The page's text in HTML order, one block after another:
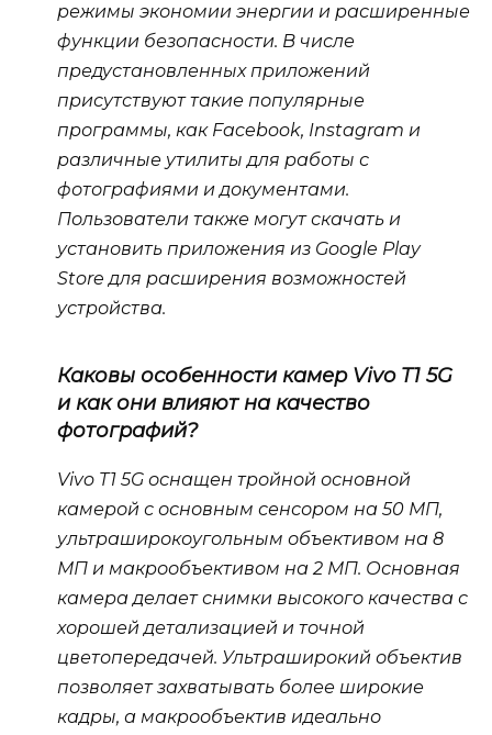
режимы экономии энергии и расширенные
функции безопасности. В числе
предустановленных приложений
присутствуют такие популярные
программы, как Facebook, Instagram и
различные утилиты для работы с
фотографиями и документами.
Пользователи также могут скачать и
установить приложения из Google Play
Store для расширения возможностей
устройства.
Каковы особенности камер Vivo T1 5G
и как они влияют на качество
фотографий?
Vivo T1 5G оснащен тройной основной
камерой с основным сенсором на 50 МП,
ультраширокоугольным объективом на 8
МП и макрообъективом на 2 МП. Основная
камера делает снимки высокого качества с
хорошей детализацией и точной
цветопередачей. Ультраширокий объектив
позволяет захватывать более широкие
кадры, а макрообъектив идеально